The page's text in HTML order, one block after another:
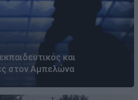
και
στον Αμπελώνα